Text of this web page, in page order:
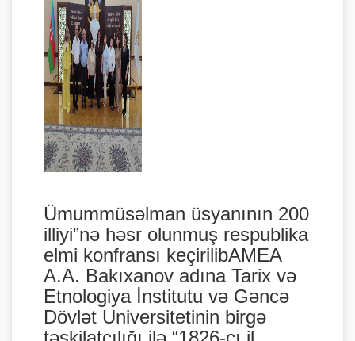
Ümummüsəlman üsyanının 200
illiyi”nə həsr olunmuş respublika
elmi konfransı keçirilibAMEA
A.A. Bakıxanov adına Tarix və
Etnologiya İnstitutu və Gəncə
Dövlət Universitetinin birgə